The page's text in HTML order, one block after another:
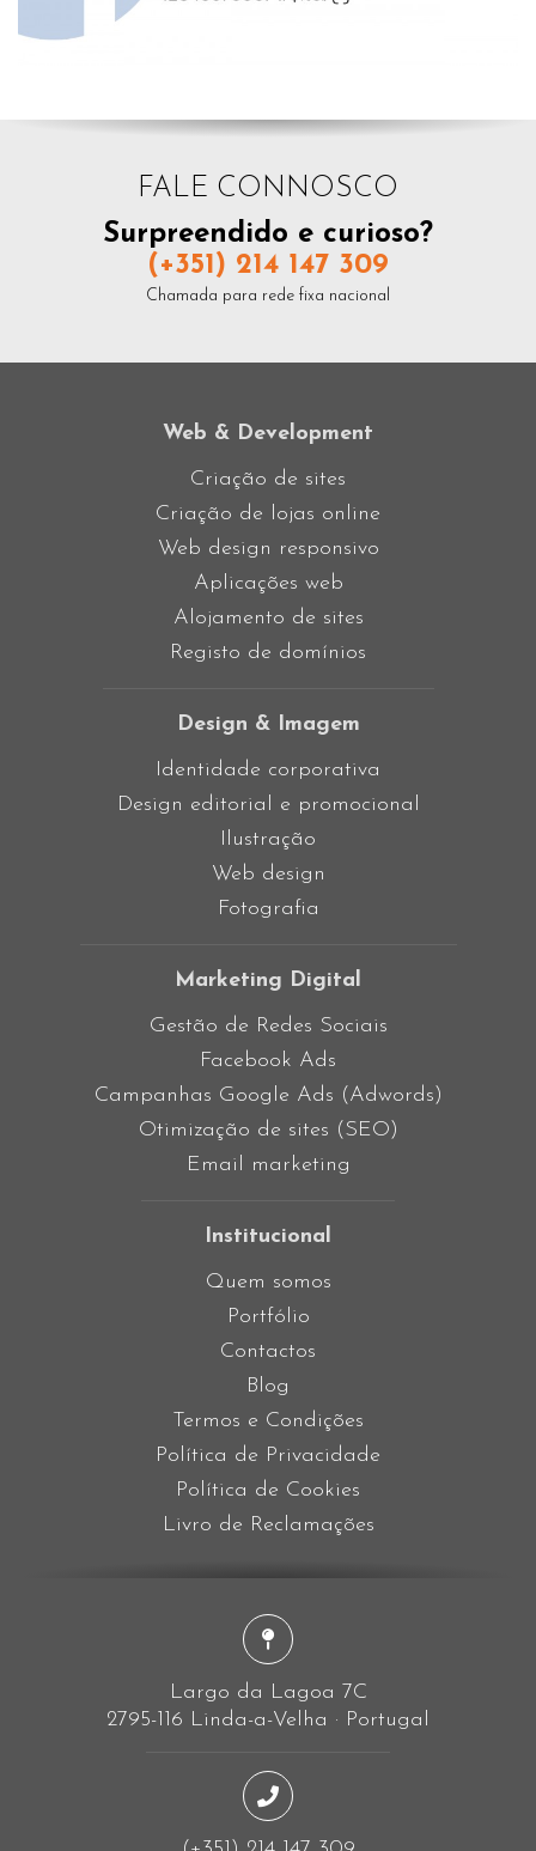
FALE CONNOSCO
Surpreendido e curioso?
(+351) 214 147 309
Chamada para rede fixa nacional
Web & Development
Criação de sites
Criação de lojas online
Web design responsivo
Aplicações web
Alojamento de sites
Registo de domínios
Design & Imagem
Identidade corporativa
Design editorial e promocional
Ilustração
Web design
Fotografia
Marketing Digital
Gestão de Redes Sociais
Facebook Ads
Campanhas Google Ads (Adwords)
Otimização de sites (SEO)
Email marketing
Institucional
Quem somos
Portfólio
Contactos
Blog
Termos e Condições
Política de Privacidade
Política de Cookies
Livro de Reclamações
Largo da Lagoa 7C
2795-116 Linda-a-Velha · Portugal